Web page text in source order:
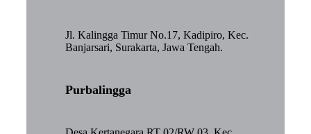
Jl. Kalingga Timur No.17, Kadipiro, Kec.
Banjarsari, Surakarta, Jawa Tengah.
Purbalingga